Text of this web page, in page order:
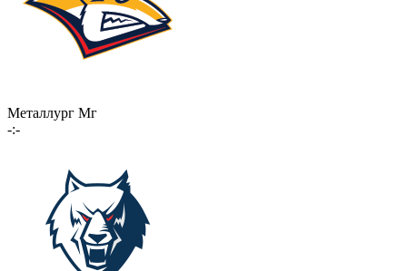
Металлург Мг
-:-